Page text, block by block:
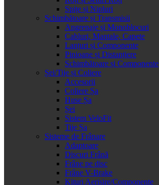
Spițe și Nipluri
Schimbătoare și Transmisii
Angrenaje și Monoblocuri
Cabluri, Mantale, Capete
Lanțuri și Componente
Pinioane și Distanțiere
Schimbătoare și Componente
Șei/Tije și Coliere
Accesorii
Coliere Șa
Huse Șa
Șei
Sistem VeloFit
Tije Șa
Sisteme de Frânare
Adaptoare
Discuri Frână
Frâne pe disc
Frâne V-Brake
Kituri Aerisire/Componente